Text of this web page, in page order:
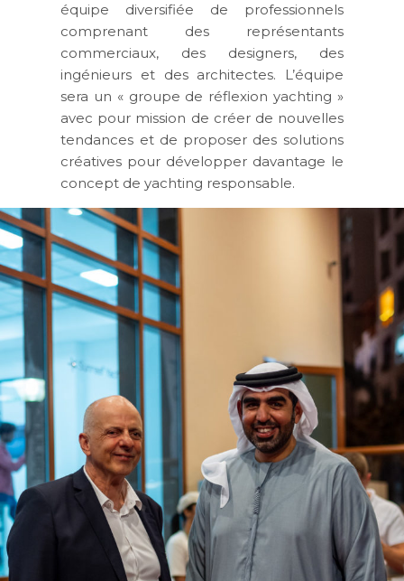
équipe diversifiée de professionnels
comprenant des représentants
commerciaux, des designers, des
ingénieurs et des architectes. L’équipe
sera un « groupe de réflexion yachting »
avec pour mission de créer de nouvelles
tendances et de proposer des solutions
créatives pour développer davantage le
concept de yachting responsable.